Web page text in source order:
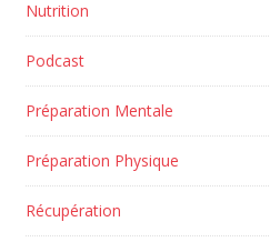
Nutrition
Podcast
Préparation Mentale
Préparation Physique
Récupération